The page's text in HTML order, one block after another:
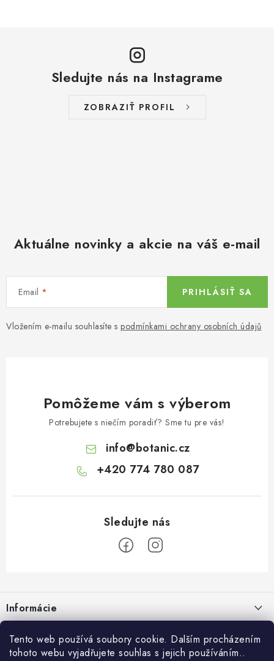
Tento web používá soubory cookie. Dalším procházením
tohoto webu vyjadřujete souhlas s jejich používáním..
Sledujte nás na Instagrame
ZOBRAZIŤ PROFIL
Aktuálne novinky a akcie na váš e-mail
Email
Vložením e-mailu souhlasíte s podmínkami ochrany osobních údajů
PRIHLÁSIŤ SA
Pomôžeme vám s výberom
Potrebujete s niečím poradiť? Sme tu pre vás!
info@botanic.cz
+420 774 780 087
p
ä
Informácie
Doprava a platba
Veľkoobchod
O Botanicu